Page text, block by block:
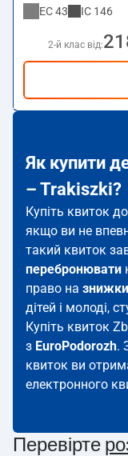
EC43 IC 146
2-й клас від:
Як купити
– Trakiszki?
Купіть квиток
якщо ви не
такий квиток
перебронювати
право на
дітей і молоді,
Купіть квиток
з EuroPodorozh.
квиток ви
електронного
Перевірте